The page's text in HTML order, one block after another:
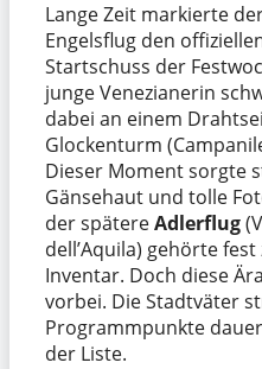
Lange Zeit markierte
Engelsflug den
Startschuss der
junge Venezianerin
dabei an einem
Glockenturm
Dieser Moment sorgte
Gänsehaut und tolle
der spätereAdlerflug
dell’Aquila) gehörte fest
Inventar. Doch diese
vorbei. Die Stadtväter
Programmpunkte
der Liste.